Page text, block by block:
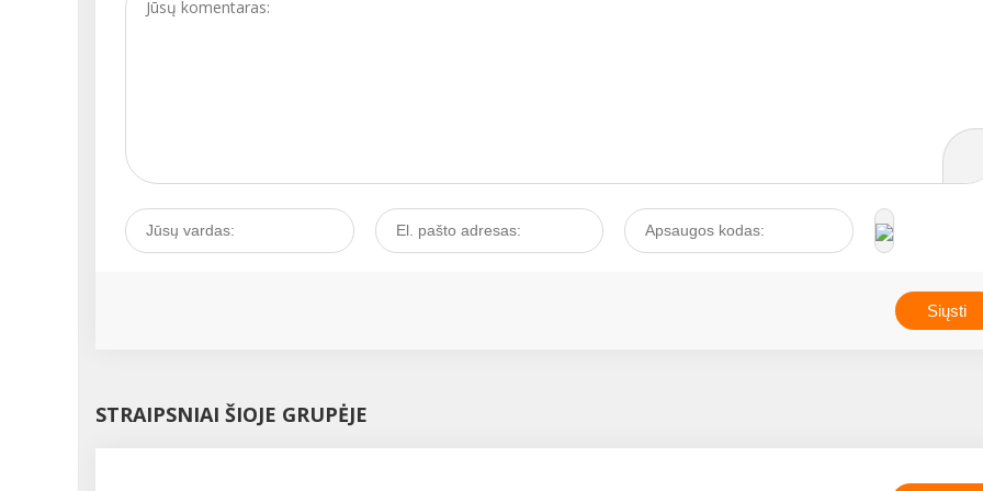
Kandantys ir geliantys
įkyrūs skrajūnai
stovyklavimo, žvejybos,
medžioklės ir kitus
laisvalaikio leidimo
malonumus labiau nei
oras, negausūs laimikiai
kartu. Kasmet mes
STRAIPSNIAI ŠIOJE GRUPĖJE